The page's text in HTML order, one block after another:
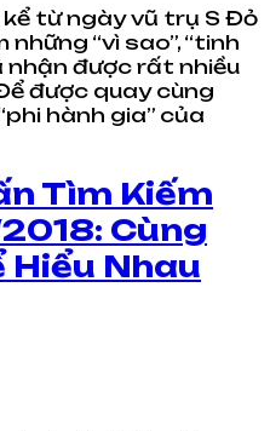
từ ngày vũ trụ S Đỏ
“vì sao”, “tinh
nhận được rất nhiều
được quay cùng
hành gia” của
Tìm Kiếm
Cùng
Hiểu Nhau